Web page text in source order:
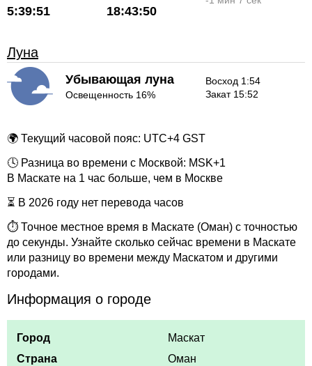
5:39:51 18:43:50
Луна
Убывающая луна
Освещенность 16%
Восход 1:54
Закат 15:52
🌍 Текущий часовой пояс: UTC+4 GST
🕓 Разница во времени с Москвой: MSK+1
В Маскате на 1 час больше, чем в Москве
⏳ В 2026 году нет перевода часов
⏱ Точное местное время в Маскате (Оман) с точностью
до секунды. Узнайте сколько сейчас времени в Маскате
или разницу во времени между Маскатом и другими
городами.
Информация о городе
Город
Маскат
Страна
Оман